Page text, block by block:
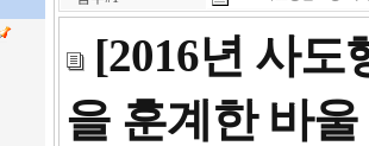
[2016년 사도
을 훈계한 바울